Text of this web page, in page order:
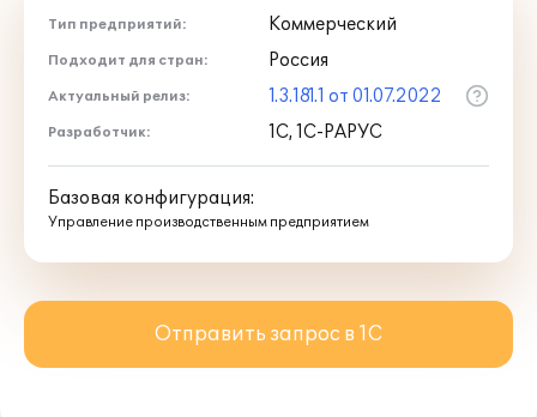
Функциональные возможности
подсистемы обеспечивают решение
широкого круга задач финансовой
службы, планового и экономического
отделов, бухгалтерии.
английский язык.
Тип предприятий: Коммерческий
Подходит для стран: Россия
Актуальный релиз: 1.3.181.1 от 01.07.2022
Разработчик: 1С, 1С-РАРУС
Базовая конфигурация:
Управление производственным предприятием
Отправить запрос в 1С